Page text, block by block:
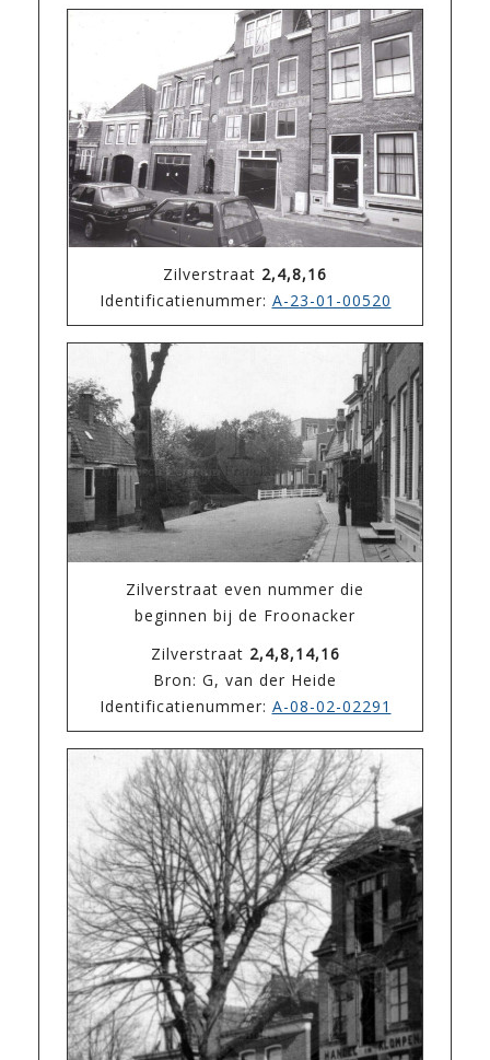
Zilverstraat 2,4,8,16
Identificatienummer: A-23-01-00520
Zilverstraat even nummer die
beginnen bij de Froonacker
Zilverstraat 2,4,8,14,16
Bron: G, van der Heide
Identificatienummer: A-08-02-02291